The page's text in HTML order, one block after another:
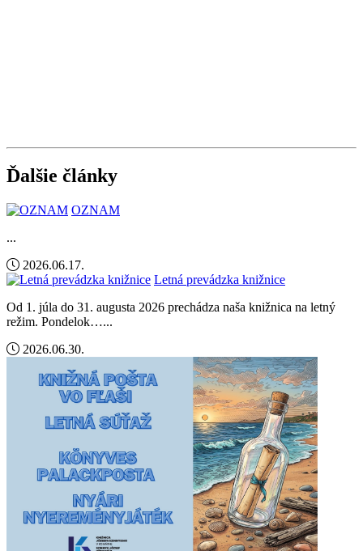
Ďalšie články
OZNAM
...
2026.06.17.
Letná prevádzka knižnice
Od 1. júla do 31. augusta 2026 prechádza naša knižnica na letný
režim. Pondelok…...
2026.06.30.